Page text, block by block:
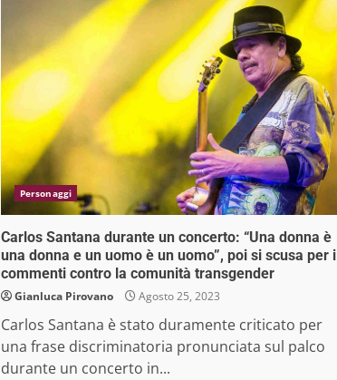
Personaggi
Carlos Santana durante un concerto: “Una donna è
una donna e un uomo è un uomo”, poi si scusa per i
commenti contro la comunità transgender
Gianluca Pirovano Agosto 25, 2023
Carlos Santana è stato duramente criticato per
una frase discriminatoria pronunciata sul palco
durante un concerto in...